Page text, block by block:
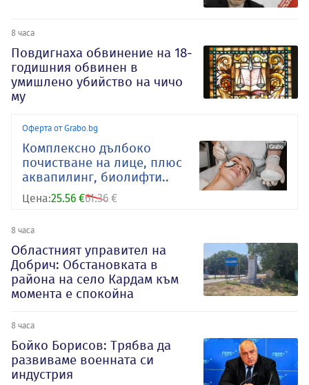
8 часа
Повдигнаха обвинение на 18-
годишния обвинен в
умишлено убийство на чичо
му
Оферта от Grabo.bg
Комплексно дълбоко
почистване на лице, плюс
аквапилинг, биолифти..
Цена:25.56 €61.36 €
8 часа
Oбластният управител на
Добрич: Обстановката в
района на село Кардам към
момента е спокойна
8 часа
Бойко Борисов: Трябва да
развиваме военната си
индустрия